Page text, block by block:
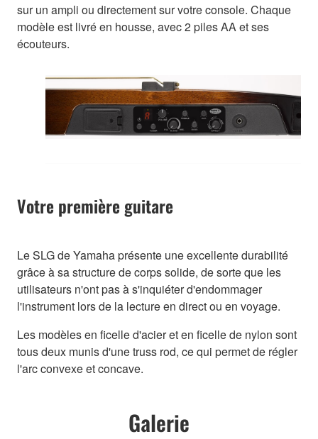
sur un ampli ou directement sur votre console. Chaque
modèle est livré en housse, avec 2 piles AA et ses
écouteurs.
Votre première guitare
Le SLG de Yamaha présente une excellente durabilité
grâce à sa structure de corps solide, de sorte que les
utilisateurs n'ont pas à s'inquiéter d'endommager
l'instrument lors de la lecture en direct ou en voyage.
Les modèles en ficelle d'acier et en ficelle de nylon sont
tous deux munis d'une truss rod, ce qui permet de régler
l'arc convexe et concave.
Galerie